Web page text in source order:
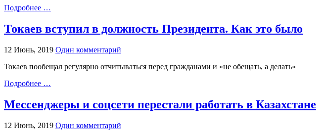
Подробнее …
Токаев вступил в должность Президента. Как это было
12 Июнь, 2019 Один комментарий
Токаев пообещал регулярно отчитываться перед гражданами и «не обещать, а делать»
Подробнее …
Мессенджеры и соцсети перестали работать в Казахстане
12 Июнь, 2019 Один комментарий